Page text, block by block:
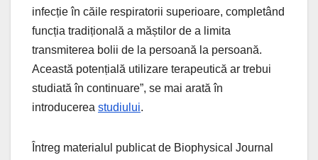
infecție în căile respiratorii superioare, completând
funcția tradițională a măștilor de a limita
transmiterea bolii de la persoană la persoană.
Această potențială utilizare terapeutică ar trebui
studiată în continuare”, se mai arată în
introducerea studiului.
Întreg materialul publicat de Biophysical Journal